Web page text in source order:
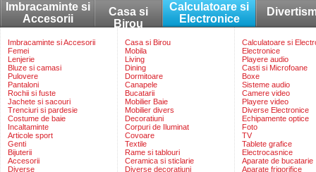
Imbracaminte si
Accesorii
Casa si
Birou
Calculatoare si
Electronice
Imbracaminte si Accesorii
Femei
Lenjerie
Bluze si camasi
Pulovere
Pantaloni
Rochii si fuste
Jachete si sacouri
Trenciuri si pardesie
Costume de baie
Incaltaminte
Articole sport
Genti
Bijuterii
Accesorii
Diverse
Casa si Birou
Mobila
Living
Dining
Dormitoare
Canapele
Bucatarii
Mobilier Baie
Mobilier divers
Decoratiuni
Corpuri de Iluminat
Covoare
Textile
Rame si tablouri
Ceramica si sticlarie
Diverse decoratiuni
Calculatoare si
Electronice
Playere audio
Casti si Microfoane
Boxe
Sisteme audio
Camere video
Playere video
Diverse Electronice
Echipamente optice
Foto
TV
Tablete grafice
Electrocasnice
Aparate de bucatarie
Aparate frigorifice